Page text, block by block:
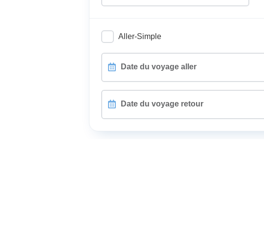
Aller-Simple
du
voyage
aller